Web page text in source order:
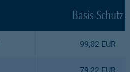
Basis-Schutz
99,02 EUR
79,22 EUR